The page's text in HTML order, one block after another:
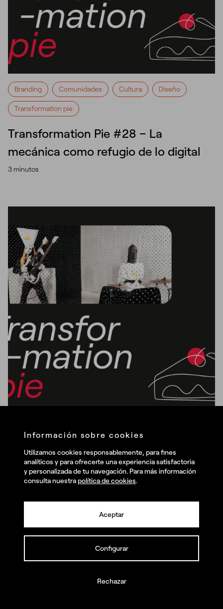
Branding Comunidades Cultura Diseño
Transformation pie
Transformation Pie #28 – La
mecánica como refugio de lo digital
3 minutos
Transformation pie
Transformation Pie #22 – Si la
redefinir lo que es el amor
3 minutos ¿Cuáles son tus retos?
Información sobre cookies
Utilizamos cookies responsablemente, para fines
analíticos y para ofrecerte una experiencia satisfactoria
y personalizada de tu navegación. Para más información
consulta nuestra política de cookies.
Aceptar
Configurar
Rechazar